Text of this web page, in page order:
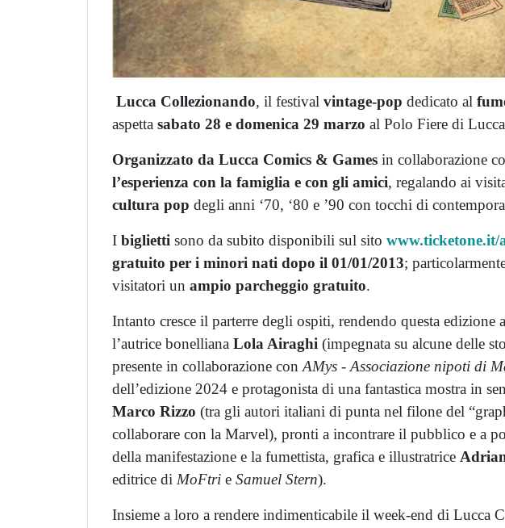
Lucca Collezionando, il festival vintage-pop dedicato al
aspetta sabato 28 e domenica 29 marzo al Polo Fiere di
Organizzato da Lucca Comics & Games in collaborazione
l’esperienza con la famiglia e con gli amici, regalando ai
cultura pop degli anni ‘70, ‘80 e ’90 con tocchi di
I biglietti sono da subito disponibili sul sito www.ticketone.it/
gratuito per i minori nati dopo il 01/01/2013;
visitatori un ampio parcheggio gratuito.
Intanto cresce il parterre degli ospiti, rendendo questa
l’autrice bonelliana Lola Airaghi (impegnata su alcune delle
presente in collaborazione conAMys - Associazione nipoti di
dell’edizione 2024 e protagonista di una fantastica mostra in
Marco Rizzo (tra gli autori italiani di punta nel filone del
collaborare con la Marvel), pronti a incontrare il pubblico e a
della manifestazione e la fumettista, grafica e illustratrice
editrice di MoFtri e Samuel Stern).
Insieme a loro a rendere indimenticabile il week-end di Lucca